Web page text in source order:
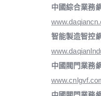
中國綜合業務
智能製造智控
中國閥門業務